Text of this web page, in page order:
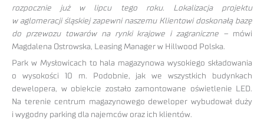
rozpocznie już w lipcu tego roku. Lokalizacja projektu
w aglomeracji śląskiej zapewni naszemu Klientowi doskonałą bazę
do przewozu towarów na rynki krajowe i zagraniczne – mówi
Magdalena Ostrowska, Leasing Manager w Hillwood Polska.
Park w Mysłowicach to hala magazynowa wysokiego składowania
o wysokości 10 m. Podobnie, jak we wszystkich budynkach
dewelopera, w obiekcie zostało zamontowane oświetlenie LED.
Na terenie centrum magazynowego deweloper wybudował duży
i wygodny parking dla najemców oraz ich klientów.